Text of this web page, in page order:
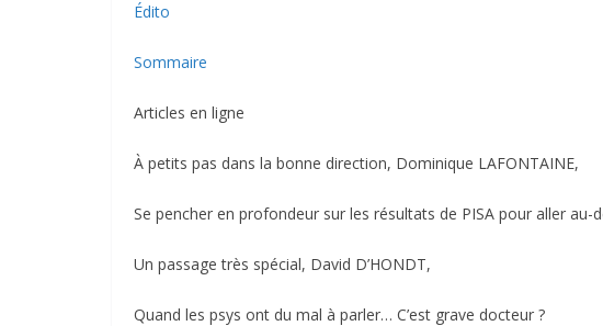
Édito
Sommaire
Articles en ligne
À petits pas dans la bonne direction, Dominique LAFONTAINE,
Se pencher en profondeur sur les résultats de PISA pour aller au-
Un passage très spécial, David D’HONDT,
Quand les psys ont du mal à parler… C’est grave docteur ?